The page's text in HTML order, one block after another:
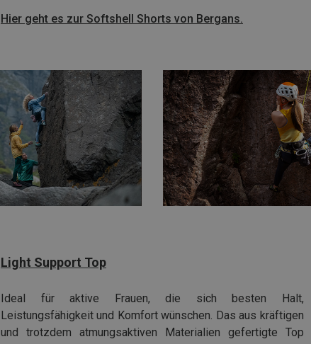
Hier geht es zur Softshell Shorts von Bergans.
Light Support Top
Ideal für aktive Frauen, die sich besten Halt,
Leistungsfähigkeit und Komfort wünschen. Das aus kräftigen
und trotzdem atmungsaktiven Materialien gefertigte Top